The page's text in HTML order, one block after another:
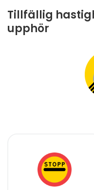
Tillfällig
upphör